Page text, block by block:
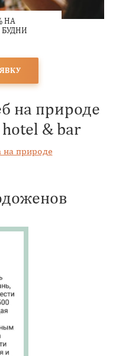
НА
БУДНИ
на природе
hotel & bar
на природе